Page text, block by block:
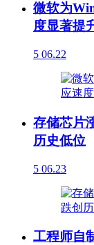
微软为
度显著提
5 06.22
存储芯片
历史低位
5 06.23
工程师自